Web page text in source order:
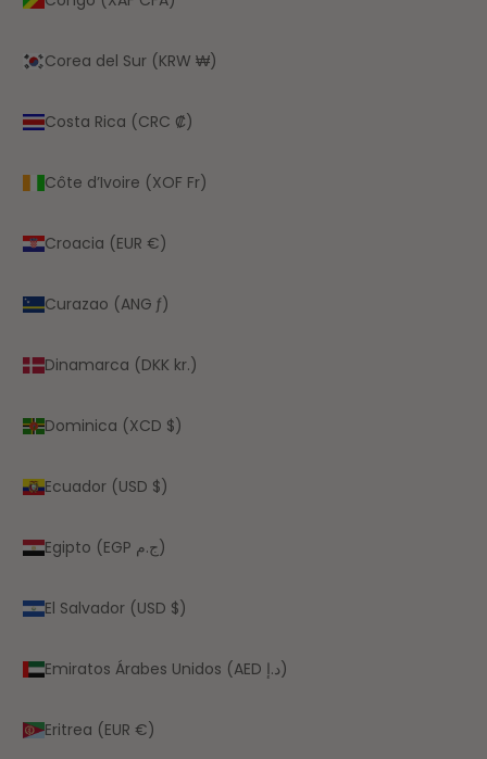
Corea del Sur (KRW ₩)
Costa Rica (CRC ₡)
Côte d’Ivoire (XOF Fr)
Croacia (EUR €)
Curazao (ANG ƒ)
Dinamarca (DKK kr.)
Dominica (XCD $)
Ecuador (USD $)
Egipto (EGP ج.م)
El Salvador (USD $)
Emiratos Árabes Unidos (AED د.إ)
Eritrea (EUR €)